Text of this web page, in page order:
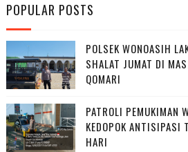
POPULAR POSTS
POLSEK WONOASIH
SHALAT JUMAT DI
QOMARI
PATROLI PEMUKIMAN
KEDOPOK ANTISIPASI
HARI